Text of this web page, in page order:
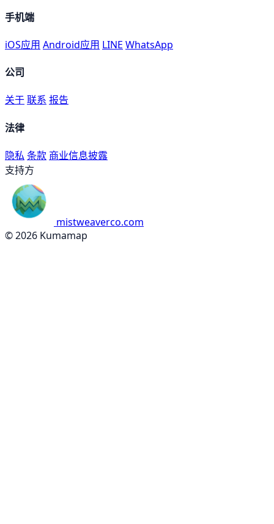
手机端
iOS应用 Android应用 LINE WhatsApp
公司
关于联系 报告
法律
隐私 条款 商业信息披露
支持方
mistweaverco.com
© 2026 Kumamap